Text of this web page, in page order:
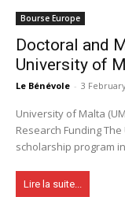
Bourse Europe
Doctoral and
University of
Le Bénévole - 3
University of Malta
Research Funding
scholarship program
Lire la suite...